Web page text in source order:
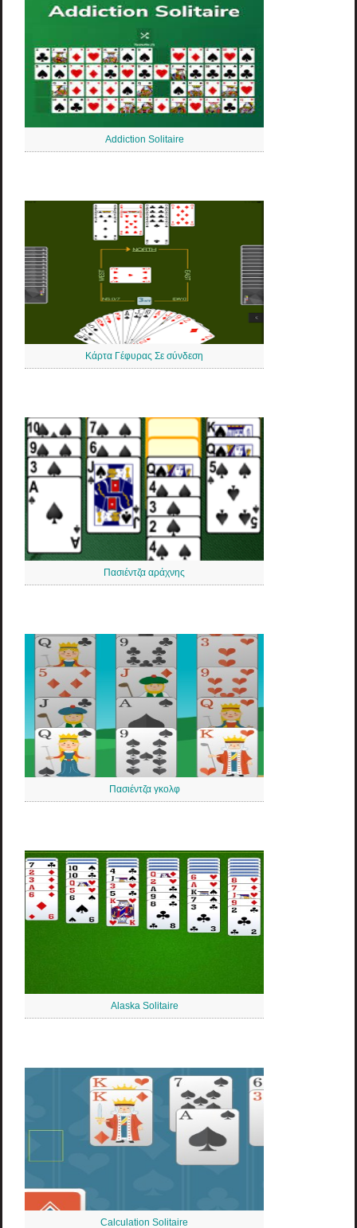
Addiction Solitaire
Κάρτα Γέφυρας Σε σύνδεση
Πασιέντζα αράχνης
Πασιέντζα γκολφ
Alaska Solitaire
Calculation Solitaire